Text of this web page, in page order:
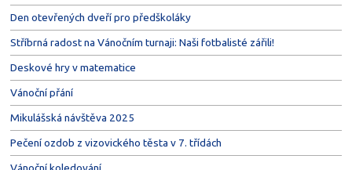
Den otevřených dveří pro předškoláky
Stříbrná radost na Vánočním turnaji: Naši fotbalisté zářili!
Deskové hry v matematice
Vánoční přání
Mikulášská návštěva 2025
Pečení ozdob z vizovického těsta v 7. třídách